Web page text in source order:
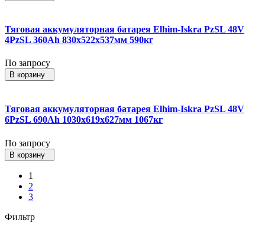
Тяговая аккумуляторная батарея Elhim-Iskra PzSL 48V
4PzSL 360Ah 830x522x537мм 590кг
По запросу
В корзину
Тяговая аккумуляторная батарея Elhim-Iskra PzSL 48V
6PzSL 690Ah 1030x619x627мм 1067кг
По запросу
В корзину
1
2
3
Фильтр